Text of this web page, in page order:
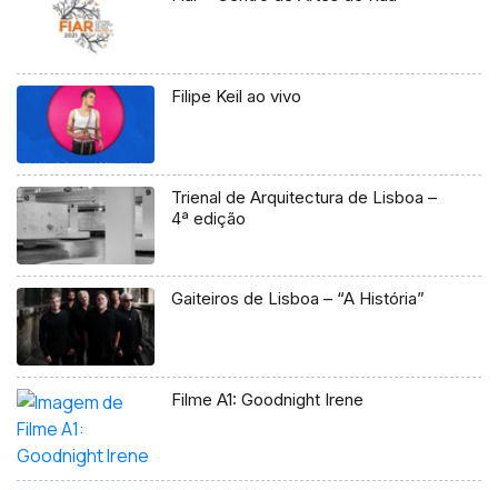
Filipe Keil ao vivo
Trienal de Arquitectura de Lisboa –
4ª edição
Gaiteiros de Lisboa – “A História”
Filme A1: Goodnight Irene